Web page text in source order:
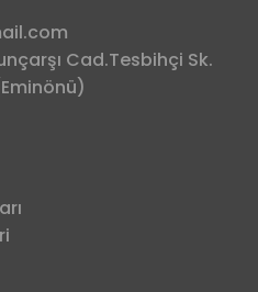
Cad.Tesbihçi Sk.